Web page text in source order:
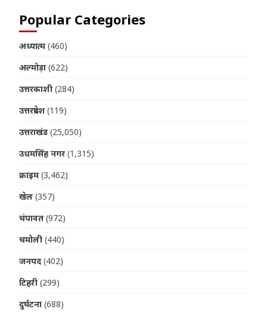
Popular Categories
अध्यात्म (460)
अल्मोड़ा (622)
उत्तरकाशी (284)
उत्तरप्रदेश (119)
उत्तराखंड (25,050)
उधमसिंह नगर (1,315)
क्राइम (3,462)
खेल (357)
चंपावत (972)
चमोली (440)
जनपद (402)
टिहरी (299)
दुर्घटना (688)